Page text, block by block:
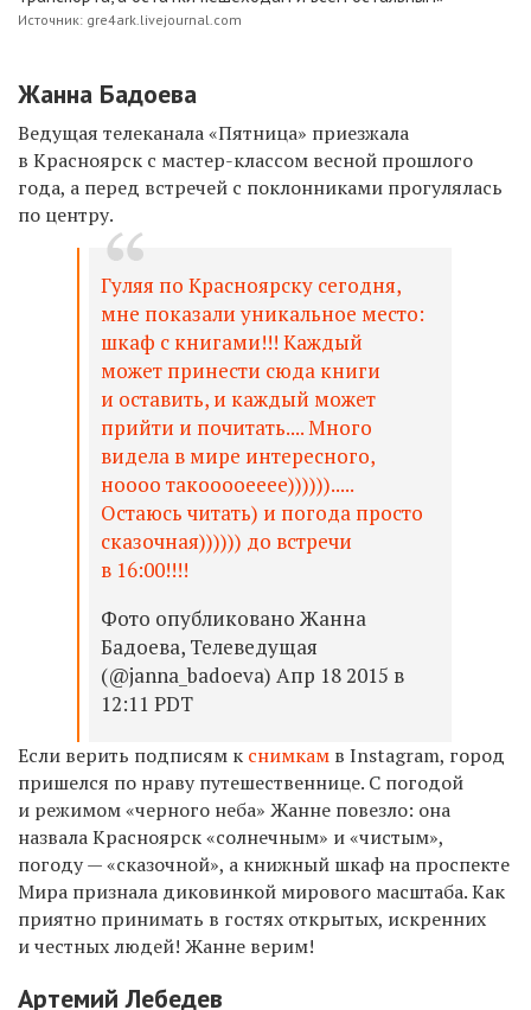
Источник: gre4ark.livejournal.com
Жанна Бадоева
Ведущая телеканала «Пятница» приезжала
в Красноярск с мастер-классом весной прошлого
года, а перед встречей с поклонниками прогулялась
по центру.
Гуляя по Красноярску сегодня,
мне показали уникальное место:
шкаф с книгами!!! Каждый
может принести сюда книги
и оставить, и каждый может
прийти и почитать.... Много
видела в мире интересного,
ноооо такооооееее)))))).....
Остаюсь читать) и погода просто
сказочная)))))) до встречи
в 16:00!!!!
Фото опубликовано Жанна
Бадоева, Телеведущая
(@janna_badoeva) Апр 18 2015 в
12:11 PDT
Если верить подписям к снимкам в Instagram, город
пришелся по нраву путешественнице. С погодой
и режимом «черного неба» Жанне повезло: она
назвала Красноярск «солнечным» и «чистым»,
погоду — «сказочной», а книжный шкаф на проспекте
Мира признала диковинкой мирового масштаба. Как
приятно принимать в гостях открытых, искренних
и честных людей! Жанне верим!
Артемий Лебедев